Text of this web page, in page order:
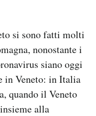
si sono fatti molti
nonostante i
siano oggi
in Veneto: in Italia
quando il Veneto
alla